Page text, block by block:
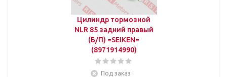
Цилиндр тормозной
NLR 85 задний правый
(Б/П) =SEIKEN=
(8971914990)
Под заказ